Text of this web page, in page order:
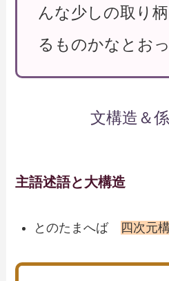
んな少しの取り
るものかなとお
文構造＆
主語述語と大構造
とのたまへば 四次元